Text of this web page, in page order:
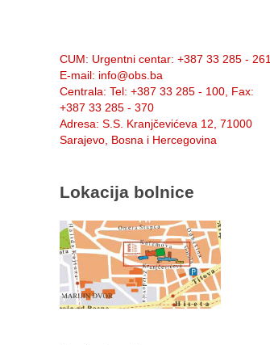
CUM: Urgentni centar: +387 33 285 - 261
E-mail: info@obs.ba
Centrala: Tel: +387 33 285 - 100, Fax:
+387 33 285 - 370
Adresa: S.S. Kranjčevićeva 12, 71000
Sarajevo, Bosna i Hercegovina
Lokacija bolnice